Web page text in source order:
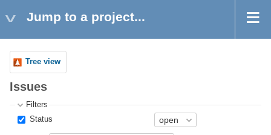
Jump to a project...
Tree view
Issues
Filters
Status